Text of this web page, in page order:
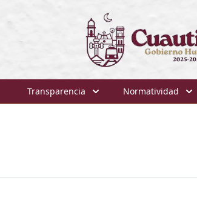
Transparencia Normatividad